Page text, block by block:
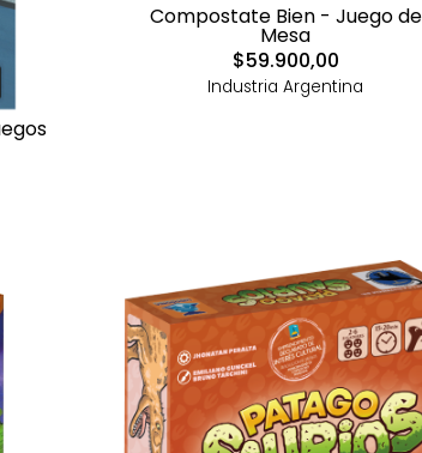
Compostate Bien - Juego de
Mesa
$59.900,00
Industria Argentina